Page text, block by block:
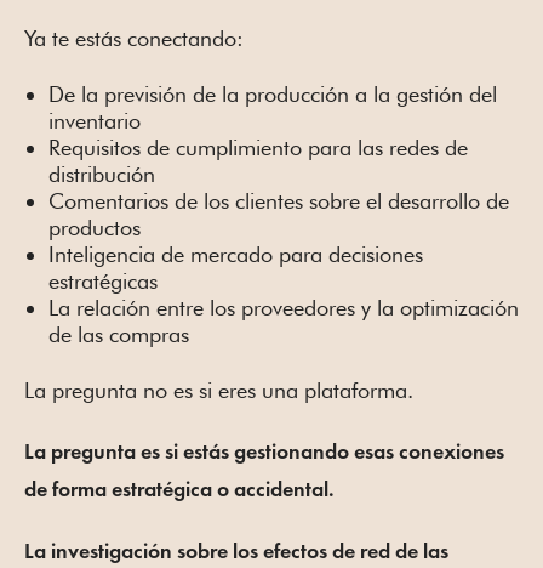
Ya te estás conectando:
De la previsión de la producción a la gestión del
inventario
Requisitos de cumplimiento para las redes de
distribución
Comentarios de los clientes sobre el desarrollo de
productos
Inteligencia de mercado para decisiones
estratégicas
La relación entre los proveedores y la optimización
de las compras
La pregunta no es si eres una plataforma.
La pregunta es si estás gestionando esas conexiones
de forma estratégica o accidental.
La investigación sobre los efectos de red de las